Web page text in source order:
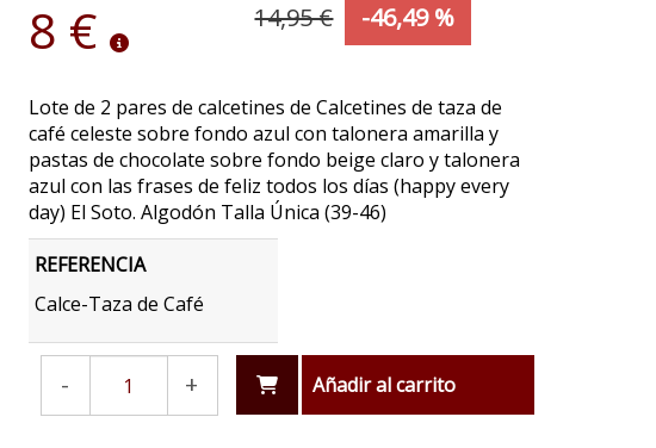
8 € 14,95 € -46,49 %
Lote de 2 pares de calcetines de Calcetines de taza de
café celeste sobre fondo azul con talonera amarilla y
pastas de chocolate sobre fondo beige claro y talonera
azul con las frases de feliz todos los días (happy every
day) El Soto. Algodón Talla Única (39-46)
REFERENCIA
Calce-Taza de Café
- + Añadir al carrito